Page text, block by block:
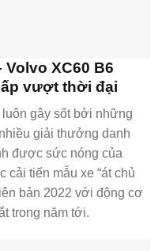
XC60 B6
vượt thời đại
gây sốt bởi những
giải thưởng danh
được sức nóng của
cải tiến mẫu xe “át chủ
bản 2022 với động cơ
trong năm tới.